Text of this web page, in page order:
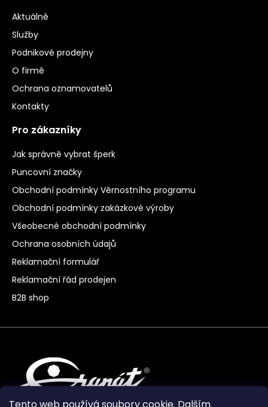
Aktuálně
Služby
Podnikové prodejny
O firmě
Ochrana oznamovatelů
Kontakty
Pro zákazníky
Jak správně vybrat šperk
Puncovní značky
Obchodní podmínky Věrnostního programu
Obchodní podmínky zakázkové výroby
Všeobecné obchodní podmínky
Ochrana osobních údajů
Reklamační formulář
Reklamační řád prodejen
B2B shop